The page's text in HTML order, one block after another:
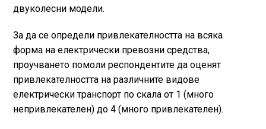
двуколесни модели.
За да се определи привлекателността на всяка
форма на електрически превозни средства,
проучването помоли респондентите да оценят
привлекателността на различните видове
електрически транспорт по скала от 1 (много
непривлекателен) до 4 (много привлекателен).